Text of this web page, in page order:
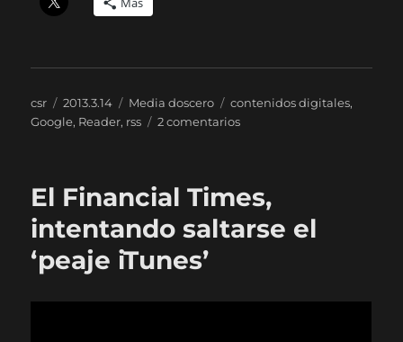
Autor
csr
Publicado
el
2013.3.14 Categorías
Media doscero Etiquetas
contenidos digitales,
Google, Reader, rss 2 comentariosen
El Financial Times,
intentando saltarse el
‘peaje iTunes’